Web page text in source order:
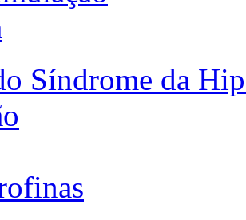
Síndrome da